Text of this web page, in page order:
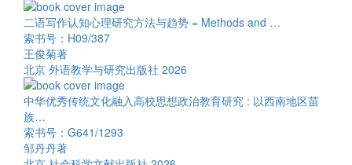
二语写作认知心理研究方法与趋势 = Methods and …
索书号：H09/387
王俊菊著
北京 外语教学与研究出版社 2026
中华优秀传统文化融入高校思想政治教育研究 : 以西南地区苗
族…
索书号：G641/1293
邹丹丹著